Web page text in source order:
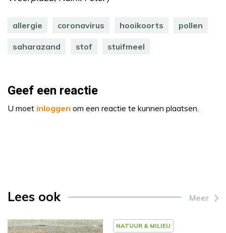
allergie coronavirus hooikoorts pollen
saharazand stof stuifmeel
Geef een reactie
U moet inloggen om een reactie te kunnen plaatsen.
Lees ook Meer
NATUUR & MILIEU